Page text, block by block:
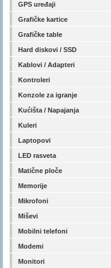
GPS uređaji
Grafičke kartice
Grafičke table
Hard diskovi / SSD
Kablovi / Adapteri
Kontroleri
Konzole za igranje
Kućišta / Napajanja
Kuleri
Laptopovi
LED rasveta
Matične ploče
Memorije
Mikrofoni
Miševi
Mobilni telefoni
Modemi
Monitori